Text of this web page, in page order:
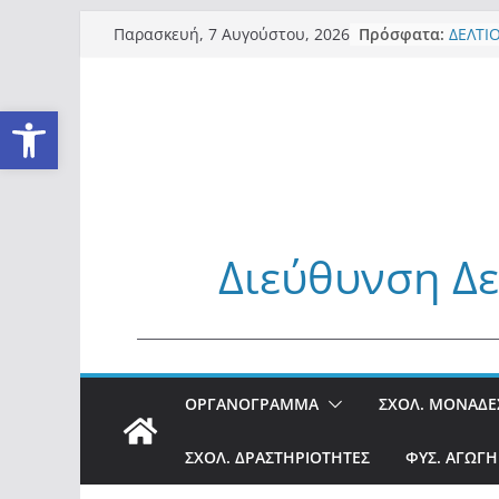
Ανοίξτε τη γραμμή εργαλείων
Μετάβαση
Παρασκευή, 7 Αυγούστου, 2026 Πρόσφατα:
ΕΤΟΥΣ
Διεύθυνση
ΟΡΓΑΝΟΓΡΑΜΜΑ ΣΧΟΛ.
ΣΧΟΛ. ΔΡΑΣΤΗΡΙΟΤΗΤΕΣ ΦΥΣ. ΑΓΩΓΗ